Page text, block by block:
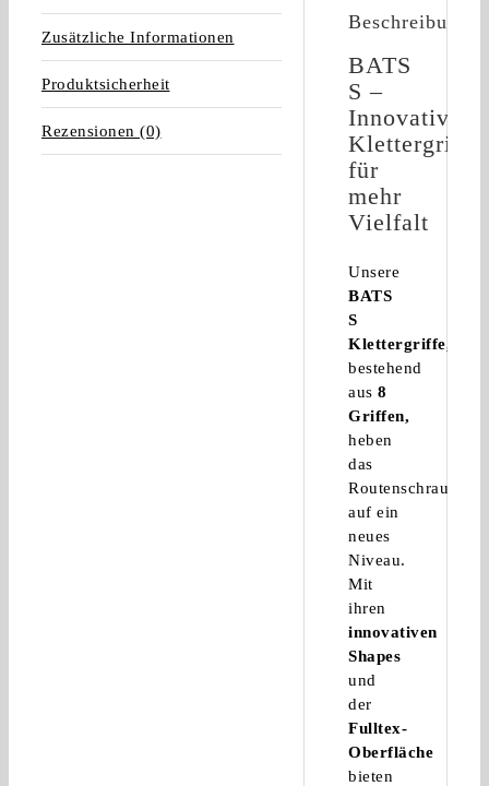
Zusätzliche Informationen
Produktsicherheit
Rezensionen (0)
Beschreibung
BATS
S –
Innovative
Klettergriffe
für
mehr
Vielfalt
Unsere
BATS
S
Klettergriffe,
bestehend
aus 8
Griffen,
heben
das
Routenschrauben
auf ein
neues
Niveau.
Mit
ihren
innovativen
Shapes
und
der
Fulltex-
Oberfläche
bieten